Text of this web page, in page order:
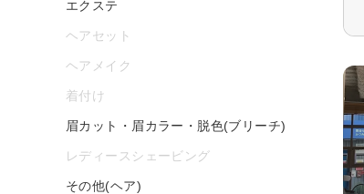
エクステ
ヘアセット
ヘアメイク
着付け
眉カット・眉カラー・脱色(ブリーチ)
レディースシェービング
その他(ヘア)